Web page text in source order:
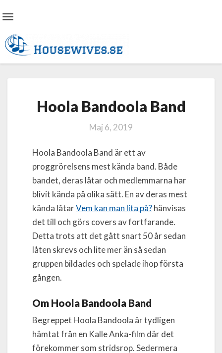
Bandoola
Band
Hoola Bandoola Band
Maj 6, 2019
Hoola Bandoola Band är ett av
proggrörelsens mest kända band. Både
bandet, deras låtar och medlemmarna har
blivit kända på olika sätt. En av deras mest
kända låtarVem kan man lita på?hänvisas
det till och görs covers av fortfarande.
Detta trots att det gått snart 50 år sedan
låten skrevs och lite mer än så sedan
gruppen bildades och spelade ihop första
gången.
Om Hoola Bandoola Band
Begreppet Hoola Bandoola är tydligen
hämtat från en Kalle Anka-film där det
förekommer som stridsrop. Sedermera